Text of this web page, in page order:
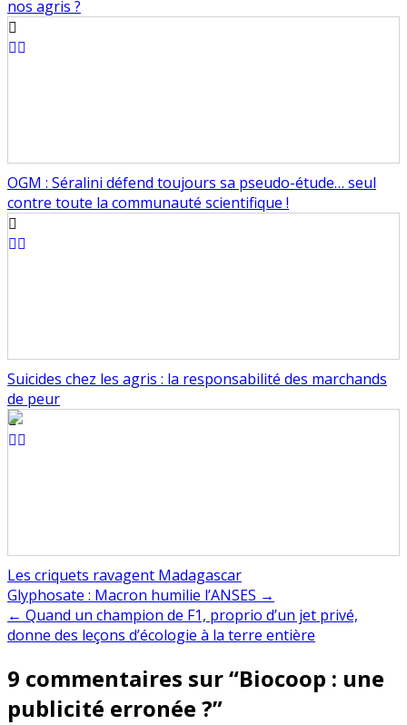
nos agris ?
OGM : Séralini défend toujours sa pseudo-étude… seul
contre toute la communauté scientifique !
Suicides chez les agris : la responsabilité des marchands
de peur
Les criquets ravagent Madagascar
Navigation
de
Glyphosate : Macron humilie l’ANSES →
← Quand un champion de F1, proprio d’un jet privé,
donne des leçons d’écologie à la terre entière
9 commentaires sur “Biocoop : une
publicité erronée ?”